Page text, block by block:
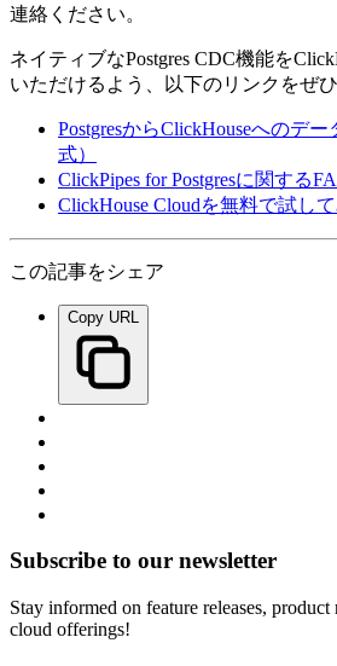
連絡ください。
ネイティブなPostgres CDC機能を
いただけるよう、以下のリンクをぜ
PostgresからClickHouseへのデ
式）
ClickPipes for Postgresに関する
ClickHouse Cloudを無料で試し
この記事をシェア
Copy URL
Subscribe to our newsletter
Stay informed on feature releases, product
cloud offerings!